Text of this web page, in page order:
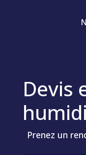
Devis
Prenez un